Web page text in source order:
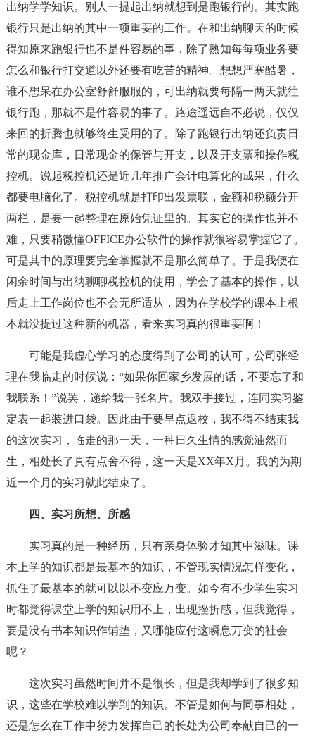
出纳学学知识。别人一提起出纳就想到是跑银行的。其实跑
银行只是出纳的其中一项重要的工作。在和出纳聊天的时候
得知原来跑银行也不是件容易的事，除了熟知每每项业务要
怎么和银行打交道以外还要有吃苦的精神。想想严寒酷暑，
谁不想呆在办公室舒舒服服的，可出纳就要每隔一两天就往
银行跑，那就不是件容易的事了。路途遥远自不必说，仅仅
来回的折腾也就够终生受用的了。除了跑银行出纳还负责日
常的现金库，日常现金的保管与开支，以及开支票和操作税
控机。说起税控机还是近几年推广会计电算化的成果，什么
都要电脑化了。税控机就是打印出发票联，金额和税额分开
两栏，是要一起整理在原始凭证里的。其实它的操作也并不
难，只要稍微懂OFFICE办公软件的操作就很容易掌握它了。
可是其中的原理要完全掌握就不是那么简单了。于是我便在
闲余时间与出纳聊聊税控机的使用，学会了基本的操作，以
后走上工作岗位也不会无所适从，因为在学校学的课本上根
本就没提过这种新的机器，看来实习真的很重要啊！
可能是我虚心学习的态度得到了公司的认可，公司张经
理在我临走的时候说：“如果你回家乡发展的话，不要忘了和
我联系！”说罢，递给我一张名片。我双手接过，连同实习鉴
定表一起装进口袋。因此由于要早点返校，我不得不结束我
的这次实习，临走的那一天，一种日久生情的感觉油然而
生，相处长了真有点舍不得，这一天是XX年X月。我的为期
近一个月的实习就此结束了。
四、实习所想、所感
实习真的是一种经历，只有亲身体验才知其中滋味。课
本上学的知识都是最基本的知识，不管现实情况怎样变化，
抓住了最基本的就可以以不变应万变。如今有不少学生实习
时都觉得课堂上学的知识用不上，出现挫折感，但我觉得，
要是没有书本知识作铺垫，又哪能应付这瞬息万变的社会
呢？
这次实习虽然时间并不是很长，但是我却学到了很多知
识，这些在学校难以学到的知识。不管是如何与同事相处，
还是怎么在工作中努力发挥自己的长处为公司奉献自己的一